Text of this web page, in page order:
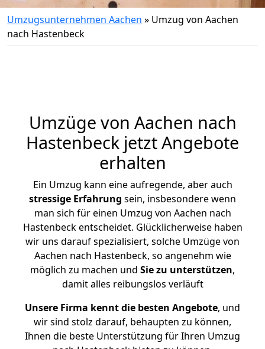
Umzugsunternehmen Aachen » Umzug von Aachen
nach Hastenbeck
Umzüge von Aachen nach
Hastenbeck jetzt Angebote
erhalten
Ein Umzug kann eine aufregende, aber auch
stressige Erfahrung sein, insbesondere wenn
man sich für einen Umzug von Aachen nach
Hastenbeck entscheidet. Glücklicherweise haben
wir uns darauf spezialisiert, solche Umzüge von
Aachen nach Hastenbeck, so angenehm wie
möglich zu machen und Sie zu unterstützen,
damit alles reibungslos verläuft
Unsere Firma kennt die besten Angebote, und
wir sind stolz darauf, behaupten zu können,
Ihnen die beste Unterstützung für Ihren Umzug